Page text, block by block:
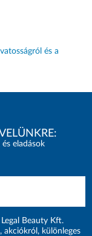
és a
eladások
Beauty Kft.
akciókról, különleges